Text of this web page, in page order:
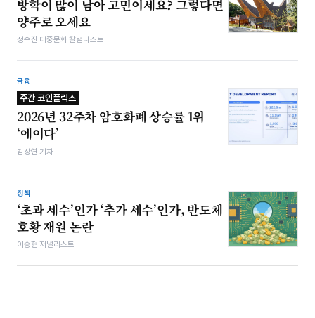
방학이 많이 남아 고민이세요? 그렇다면
양주로 오세요
정수진 대중문화 칼럼니스트
금융
주간 코인플릭스
2026년 32주차 암호화폐 상승률 1위
‘에이다’
김상연 기자
정책
‘초과 세수’인가 ‘추가 세수’인가, 반도체
호황 재원 논란
이승현 저널리스트